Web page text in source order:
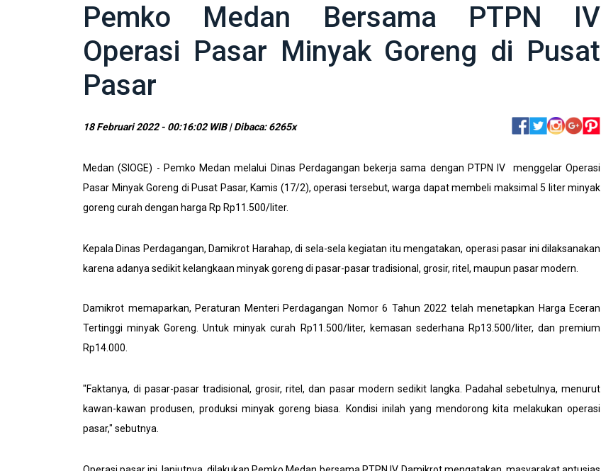
Pemko Medan Bersama PTPN IV
Operasi Pasar Minyak Goreng di Pusat
Pasar
18 Februari 2022 - 00:16:02 WIB | Dibaca: 6265x
Medan (SIOGE) - Pemko Medan melalui Dinas Perdagangan bekerja sama dengan PTPN IV menggelar Operasi
Pasar Minyak Goreng di Pusat Pasar, Kamis (17/2), operasi tersebut, warga dapat membeli maksimal 5 liter minyak
goreng curah dengan harga Rp Rp11.500/liter.
Kepala Dinas Perdagangan, Damikrot Harahap, di sela-sela kegiatan itu mengatakan, operasi pasar ini dilaksanakan
karena adanya sedikit kelangkaan minyak goreng di pasar-pasar tradisional, grosir, ritel, maupun pasar modern.
Damikrot memaparkan, Peraturan Menteri Perdagangan Nomor 6 Tahun 2022 telah menetapkan Harga Eceran
Tertinggi minyak Goreng. Untuk minyak curah Rp11.500/liter, kemasan sederhana Rp13.500/liter, dan premium
Rp14.000.
"Faktanya, di pasar-pasar tradisional, grosir, ritel, dan pasar modern sedikit langka. Padahal sebetulnya, menurut
kawan-kawan produsen, produksi minyak goreng biasa. Kondisi inilah yang mendorong kita melakukan operasi
pasar," sebutnya.